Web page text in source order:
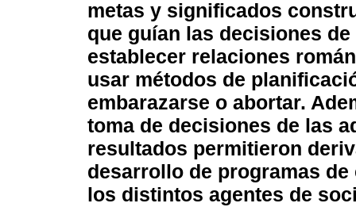
metas y significados
que guían las decisiones
establecer relaciones
usar métodos de
embarazarse o abortar.
toma de decisiones de las
resultados permitieron
desarrollo de programas
los distintos agentes de